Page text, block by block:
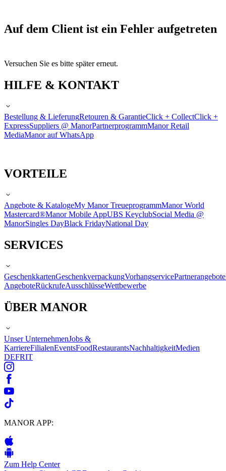
Auf dem Client ist ein Fehler aufgetreten
Versuchen Sie es bitte später erneut.
HILFE & KONTAKT
Bestellung & LieferungRetouren & GarantieClick + CollectClick +
ExpressSuppliers @ ManorPartnerprogrammManor Retail
MediaManor auf WhatsApp
VORTEILE
Angebote & KatalogeMy Manor TreueprogrammManor World
Mastercard®Manor Mobile AppUBS KeyclubSocial Media @
ManorSingles DayBlack FridayNational Day
SERVICES
GeschenkkartenGeschenkverpackungVorhangservicePartnerangebote
AngeboteRückrufeAusschlüsseWettbewerbe
ÜBER MANOR
Unser UnternehmenJobs &
KarriereFilialenEventsFoodRestaurantsNachhaltigkeitMedien
DEFRIT
MANOR APP:
Zum Help Center